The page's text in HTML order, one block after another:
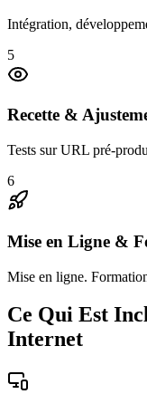
Intégration,
5
Recette &
Tests sur URL pré-
6
Mise en Ligne &
Mise en ligne.
Ce Qui Est
Internet